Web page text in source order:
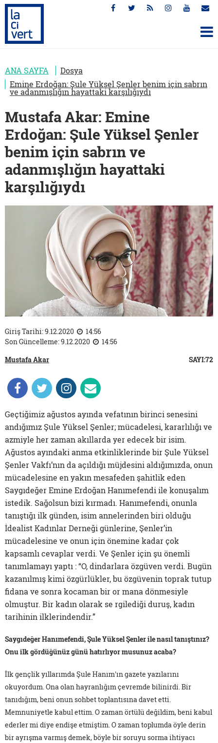
ANA SAYFA
Dosya
Emine Erdoğan: Şule Yüksel Şenler benim için sabrın
ve adanmışlığın hayattaki karşılığıydı
Mustafa Akar: Emine
Erdoğan: Şule Yüksel Şenler
benim için sabrın ve
adanmışlığın hayattaki
karşılığıydı
Giriş Tarihi: 9.12.2020
14:56
Son Güncelleme: 9.12.2020
14:56
Mustafa Akar
SAYI:72
Geçtiğimiz ağustos ayında vefatının birinci senesini
andığımız Şule Yüksel Şenler; mücadelesi, kararlılığı ve
azmiyle her zaman akıllarda yer edecek bir isim.
Ağustos ayındaki anma etkinliklerinde bir Şule Yüksel
Şenler Vakfı’nın da açıldığı müjdesini aldığımızda, onun
mücadelesine en yakın mesafeden şahitlik eden
Saygıdeğer Emine Erdoğan Hanımefendi ile konuşalım
istedik. Sağolsun bizi kırmadı. Hanımefendi, onunla
tanıştığı ilk günden, isim annelerinden biri olduğu
İdealist Kadınlar Derneği günlerine, Şenler’in
mücadelesine ve onun için önemine kadar çok
kapsamlı cevaplar verdi. Ve Şenler için şu önemli
tanımlamayı yaptı : “O, dindarlara özgüven verdi. Bugün
kazanılmış kimi özgürlükler, bu özgüvenin toprak tutup
fidana ve sonra kocaman bir or mana dönmesiyle
olmuştur. Bir kadın olarak se rgilediği duruş, kadın
tarihinin ilklerindendir.”
Saygıdeğer Hanımefendi, Şule Yüksel Şenler ile nasıl tanıştınız?
Onu ilk gördüğünüz günü hatırlıyor musunuz acaba?
İlk gençlik yıllarımda Şule Hanım'ın gazete yazılarını
okuyordum. Ona olan hayranlığım çevremde bilinirdi. Bir
tanıdığım, beni onun sohbet toplantısına davet etti.
Memnuniyetle kabul ettim. O zaman örtülü değildim, beni kabul
ederler mi diye endişe etmiştim. O zaman toplumda öyle derin
bir ayrışma varmış demek, böyle bir soruyu sorma ihtiyacı